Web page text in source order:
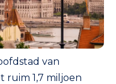
van
ruim 1,7 miljoen